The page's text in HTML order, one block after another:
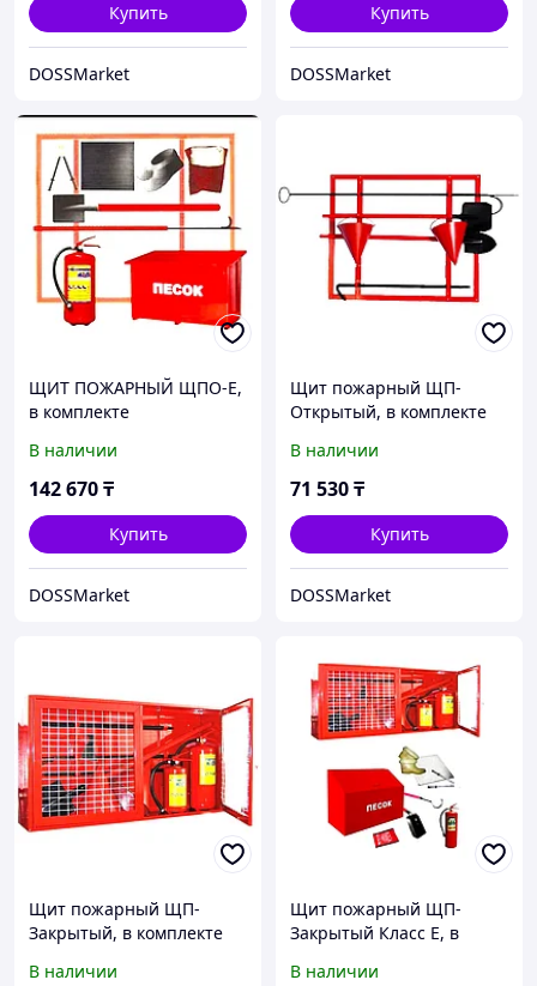
Купить
DOSSMarket
Купить
DOSSMarket
ЩИТ ПОЖАРНЫЙ ЩПО-Е,
в комплекте
В наличии
142 670₸
Купить
DOSSMarket
Щит пожарный ЩП-
Открытый, в комплекте
В наличии
71 530₸
Купить
DOSSMarket
Щит пожарный ЩП-
Закрытый, в комплекте
В наличии
Щит пожарный ЩП-
Закрытый Класс Е, в
В наличии